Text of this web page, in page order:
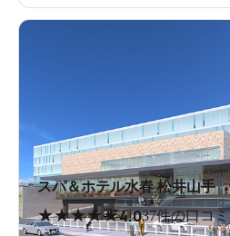
スパ＆ホテル水春 松井山手
★★★★★4.037件の口コミ